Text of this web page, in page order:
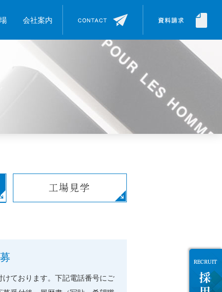
会社案内
工場見学
ております。下記電話番号にご